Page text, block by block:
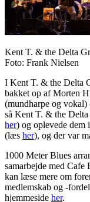
Kent T. & the Delta
Foto: Frank Nielsen
I Kent T. & the Delta
bakket op af Morten
(mundharpe og
så Kent T. & the
her) og oplevede dem
(læs her), og der var
1000 Meter Blues
samarbejde med
kan læse mere om
medlemskab og -
hjemmeside her.